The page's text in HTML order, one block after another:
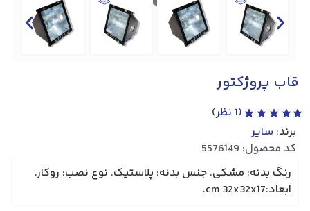
قاب پروژکتور
(
1 نظر)
برند: سایر
کد محصول: 5576149
رنگ بدنه: مشکی. جنس بدنه: پلاستیک. نوع نصب: روکار.
ابعاد:cm 32x32x17.